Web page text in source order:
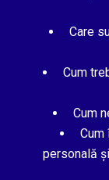
Care
Cum
Cum
Cum
personală